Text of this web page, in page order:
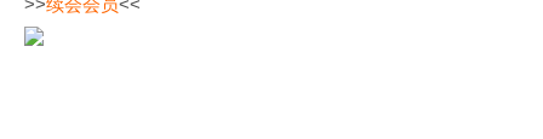
>>续会会员<<